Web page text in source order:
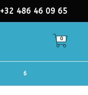
+32 486 46 09 65
0